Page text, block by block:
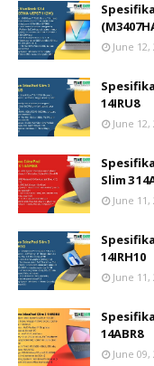
June 12,
14IRU8
June 12,
Slim 3
June 11,
14IRH10
June 11,
14ABR8
June 09,